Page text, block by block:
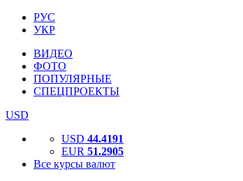
РУС
УКР
ВИДЕО
ФОТО
ПОПУЛЯРНЫЕ
СПЕЦПРОЕКТЫ
USD
USD 44.4191
EUR 51.2905
Все курсы валют